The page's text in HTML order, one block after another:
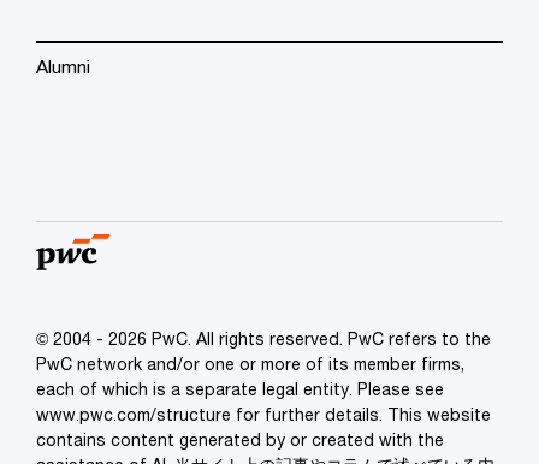
Alumni
© 2004 - 2026 PwC. All rights reserved. PwC refers to the
PwC network and/or one or more of its member firms,
each of which is a separate legal entity. Please see
www.pwc.com/structure for further details. This website
contains content generated by or created with the